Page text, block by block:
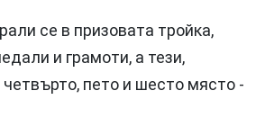
се в призовата тройка,
и грамоти, а тези,
пето и шесто място -